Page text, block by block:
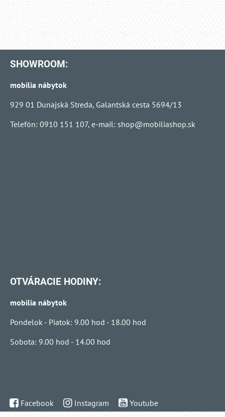
SHOWROOM:
mobilia nábytok
929 01 Dunajská Streda, Galantská cesta 5694/13
Telefón: 0910 151 107, e-mail: shop@mobiliashop.sk
OTVÁRACIE HODINY:
mobilia nábytok
Pondelok - Piatok: 9.00 hod - 18.00 hod
Sobota: 9.00 hod - 14.00 hod
Facebook Instagram Youtube